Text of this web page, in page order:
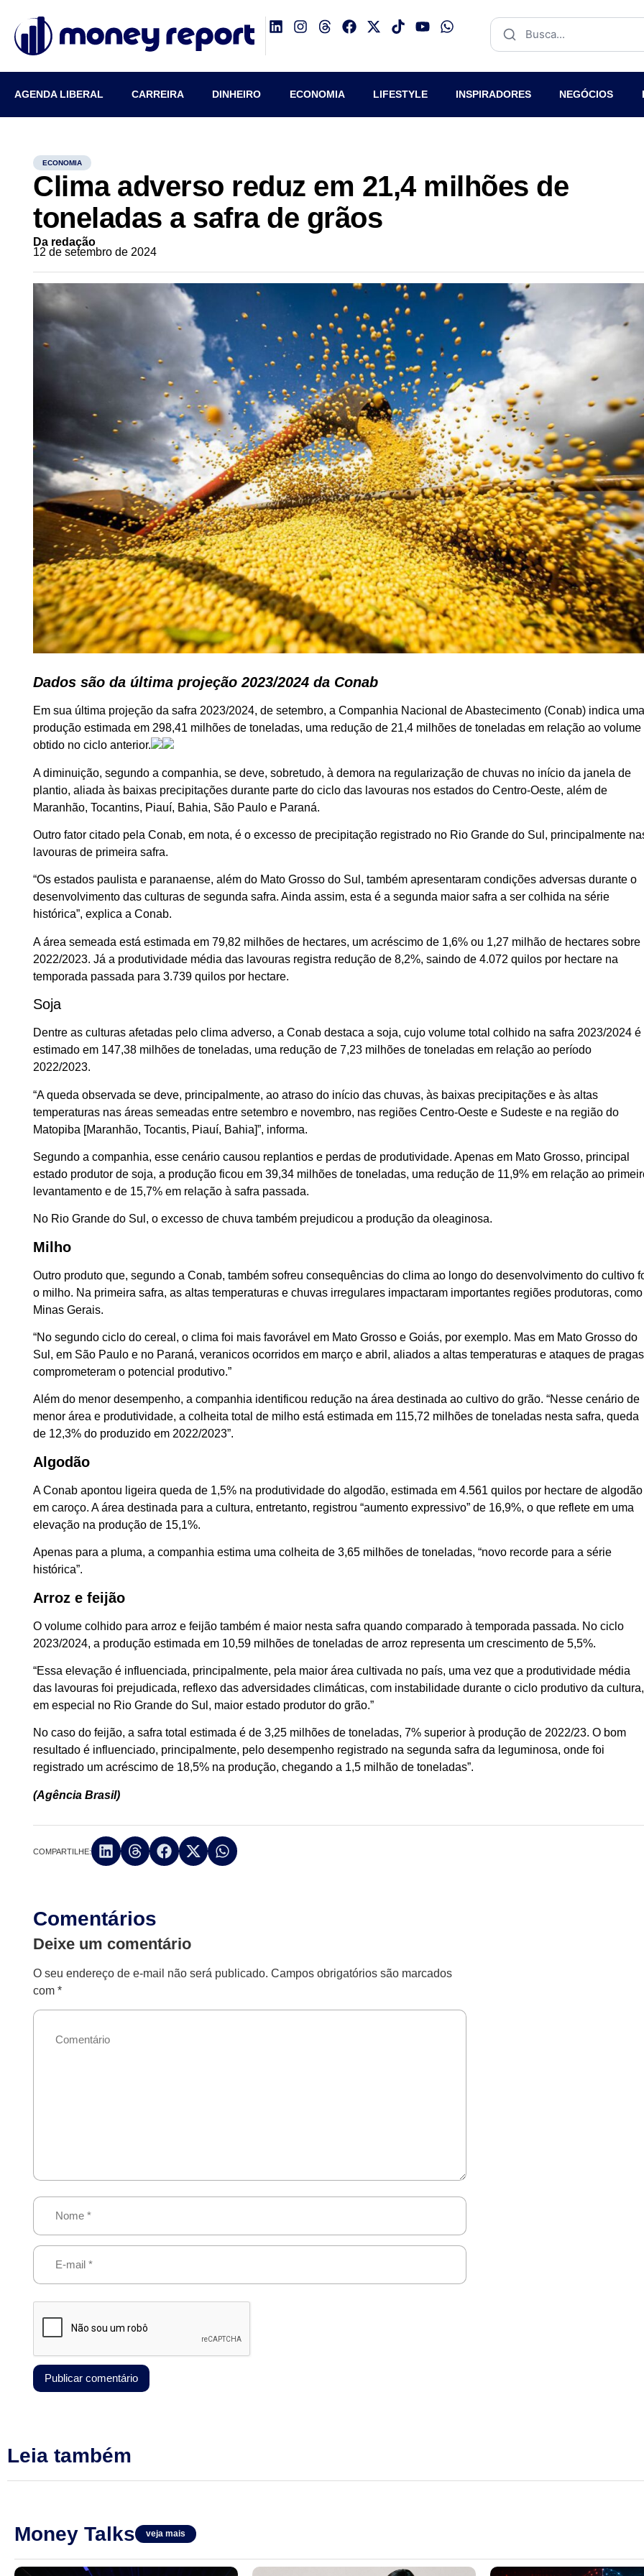
AGENDA LIBERAL CARREIRA DINHEIRO ECONOMIA LIFESTYLE INSPIRADORES NEGÓCIOS
ECONOMIA
Clima adverso reduz em 21,4 milhões de
toneladas a safra de grãos
Da redação
12 de setembro de 2024
Dados são da última projeção 2023/2024 da Conab
Em sua última projeção da safra 2023/2024, de setembro, a Companhia Nacional de Abastecimento (Conab) indica
produção estimada em 298,41 milhões de toneladas, uma redução de 21,4 milhões de toneladas em relação ao volume
obtido no ciclo anterior.
A diminuição, segundo a companhia, se deve, sobretudo, à demora na regularização de chuvas no início da janela de
plantio, aliada às baixas precipitações durante parte do ciclo das lavouras nos estados do Centro-Oeste, além de
Maranhão, Tocantins, Piauí, Bahia, São Paulo e Paraná.
Outro fator citado pela Conab, em nota, é o excesso de precipitação registrado no Rio Grande do Sul, principalmente
lavouras de primeira safra.
“Os estados paulista e paranaense, além do Mato Grosso do Sul, também apresentaram condições adversas durante o
desenvolvimento das culturas de segunda safra. Ainda assim, esta é a segunda maior safra a ser colhida na série
histórica”, explica a Conab.
A área semeada está estimada em 79,82 milhões de hectares, um acréscimo de 1,6% ou 1,27 milhão de hectares sobre
2022/2023. Já a produtividade média das lavouras registra redução de 8,2%, saindo de 4.072 quilos por hectare na
temporada passada para 3.739 quilos por hectare.
Soja
Dentre as culturas afetadas pelo clima adverso, a Conab destaca a soja, cujo volume total colhido na safra 2023/2024 é
estimado em 147,38 milhões de toneladas, uma redução de 7,23 milhões de toneladas em relação ao período
2022/2023.
“A queda observada se deve, principalmente, ao atraso do início das chuvas, às baixas precipitações e às altas
temperaturas nas áreas semeadas entre setembro e novembro, nas regiões Centro-Oeste e Sudeste e na região do
Matopiba [Maranhão, Tocantis, Piauí, Bahia]”, informa.
Segundo a companhia, esse cenário causou replantios e perdas de produtividade. Apenas em Mato Grosso, principal
estado produtor de soja, a produção ficou em 39,34 milhões de toneladas, uma redução de 11,9% em relação ao
levantamento e de 15,7% em relação à safra passada.
No Rio Grande do Sul, o excesso de chuva também prejudicou a produção da oleaginosa.
Milho
Outro produto que, segundo a Conab, também sofreu consequências do clima ao longo do desenvolvimento do cultivo
o milho. Na primeira safra, as altas temperaturas e chuvas irregulares impactaram importantes regiões produtoras, como
Minas Gerais.
“No segundo ciclo do cereal, o clima foi mais favorável em Mato Grosso e Goiás, por exemplo. Mas em Mato Grosso do
Sul, em São Paulo e no Paraná, veranicos ocorridos em março e abril, aliados a altas temperaturas e ataques de
comprometeram o potencial produtivo.”
Além do menor desempenho, a companhia identificou redução na área destinada ao cultivo do grão. “Nesse cenário de
menor área e produtividade, a colheita total de milho está estimada em 115,72 milhões de toneladas nesta safra, queda
de 12,3% do produzido em 2022/2023”.
Algodão
A Conab apontou ligeira queda de 1,5% na produtividade do algodão, estimada em 4.561 quilos por hectare de algodão
em caroço. A área destinada para a cultura, entretanto, registrou “aumento expressivo” de 16,9%, o que reflete em uma
elevação na produção de 15,1%.
Apenas para a pluma, a companhia estima uma colheita de 3,65 milhões de toneladas, “novo recorde para a série
histórica”.
Arroz e feijão
O volume colhido para arroz e feijão também é maior nesta safra quando comparado à temporada passada. No ciclo
2023/2024, a produção estimada em 10,59 milhões de toneladas de arroz representa um crescimento de 5,5%.
“Essa elevação é influenciada, principalmente, pela maior área cultivada no país, uma vez que a produtividade média
das lavouras foi prejudicada, reflexo das adversidades climáticas, com instabilidade durante o ciclo produtivo da cultura,
em especial no Rio Grande do Sul, maior estado produtor do grão.”
No caso do feijão, a safra total estimada é de 3,25 milhões de toneladas, 7% superior à produção de 2022/23. O bom
resultado é influenciado, principalmente, pelo desempenho registrado na segunda safra da leguminosa, onde foi
registrado um acréscimo de 18,5% na produção, chegando a 1,5 milhão de toneladas”.
(Agência Brasil)
COMPARTILHE:
Comentários
Deixe um comentário
O seu endereço de e-mail não será publicado. Campos obrigatórios são marcados
com*
Leia também
Money Talks veja mais